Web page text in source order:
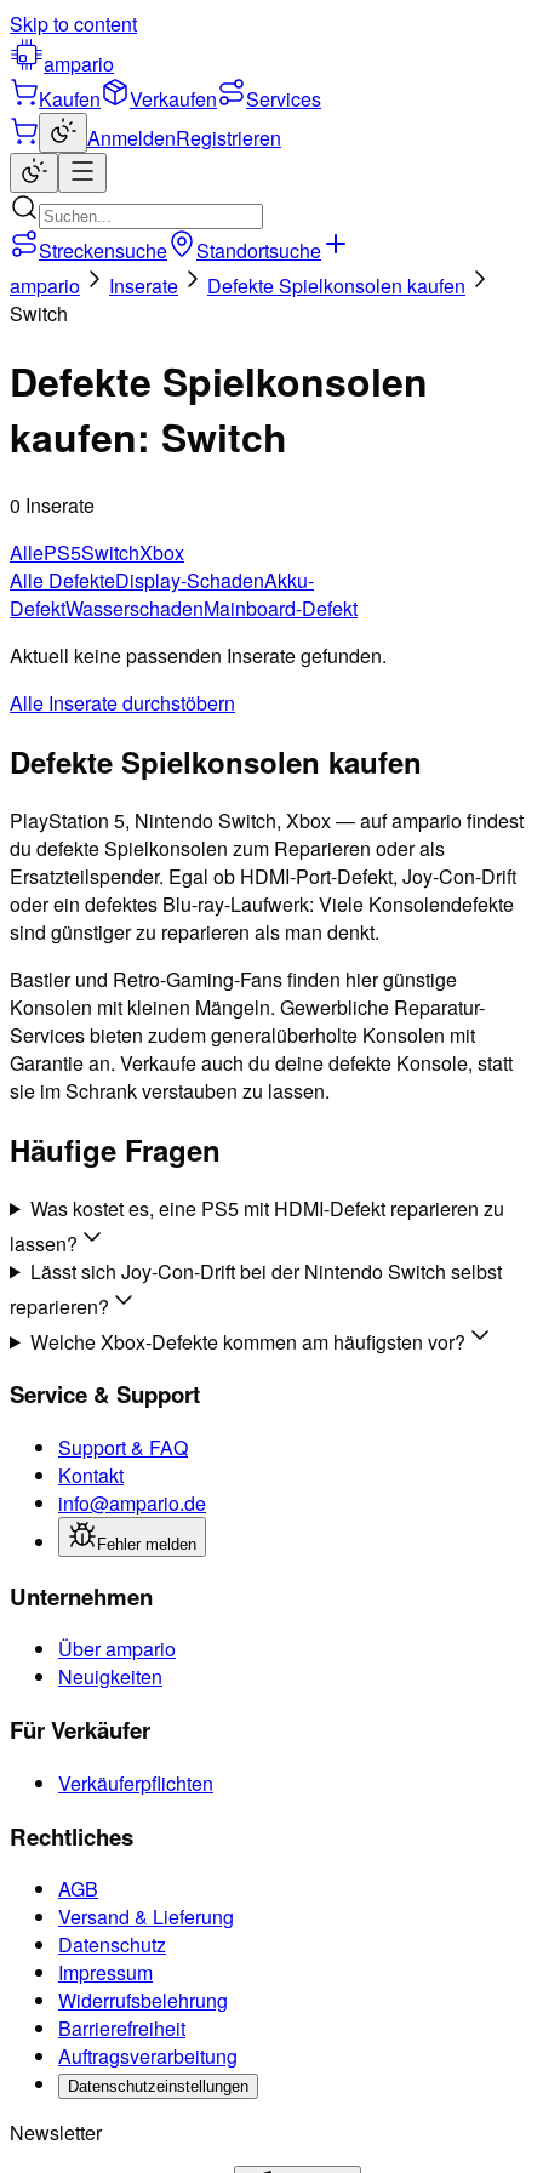
Skip to content
ampario
Kaufen
Verkaufen
Services
AnmeldenRegistrieren
Streckensuche
Standortsuche
ampario
Inserate
Defekte Spielkonsolen kaufen
Switch
Defekte Spielkonsolen
kaufen: Switch
0 Inserate
AllePS5SwitchXbox
Alle DefekteDisplay-SchadenAkku-
DefektWasserschadenMainboard-Defekt
Aktuell keine passenden Inserate gefunden.
Alle Inserate durchstöbern
Defekte Spielkonsolen kaufen
PlayStation 5, Nintendo Switch, Xbox — auf ampario findest
du defekte Spielkonsolen zum Reparieren oder als
Ersatzteilspender. Egal ob HDMI-Port-Defekt, Joy-Con-Drift
oder ein defektes Blu-ray-Laufwerk: Viele Konsolendefekte
sind günstiger zu reparieren als man denkt.
Bastler und Retro-Gaming-Fans finden hier günstige
Konsolen mit kleinen Mängeln. Gewerbliche Reparatur-
Services bieten zudem generalüberholte Konsolen mit
Garantie an. Verkaufe auch du deine defekte Konsole, statt
sie im Schrank verstauben zu lassen.
Häufige Fragen
Was kostet es, eine PS5 mit HDMI-Defekt reparieren zu
lassen?
Lässt sich Joy-Con-Drift bei der Nintendo Switch selbst
reparieren?
Welche Xbox-Defekte kommen am häufigsten vor?
Service & Support
Support & FAQ
Kontakt
info@ampario.de
Fehler melden
Unternehmen
Über ampario
Neuigkeiten
Für Verkäufer
Verkäuferpflichten
Rechtliches
AGB
Versand & Lieferung
Datenschutz
Impressum
Widerrufsbelehrung
Barrierefreiheit
Auftragsverarbeitung
Datenschutzeinstellungen
Newsletter